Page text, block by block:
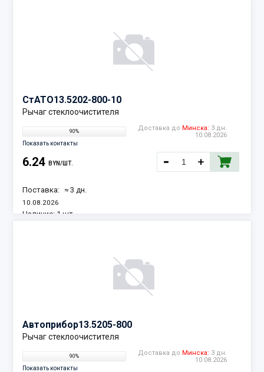
СтАТО13.5202-800-10
Рычаг стеклоочистителя
90%
Показать контакты
Доставка до Минска: 3 дн.
10.08.2026
6.24 BYN/ШТ.
Поставка: ≈ 3 дн.
10.08.2026
Наличие: 1 шт.
Автоприбор13.5205-800
Рычаг стеклоочистителя
90%
Показать контакты
Доставка до Минска: 3 дн.
10.08.2026